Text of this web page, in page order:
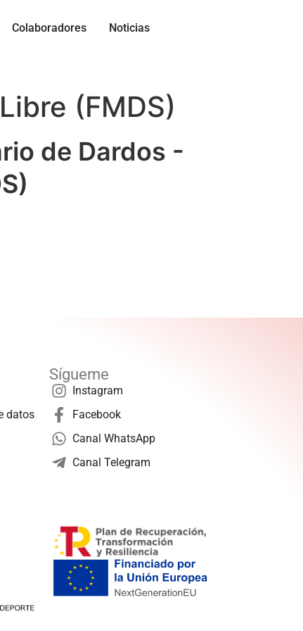
Colaboradores Noticias
(FMDS)
de Dardos -
datos
Sígueme
Instagram
Facebook
Canal WhatsApp
Canal Telegram